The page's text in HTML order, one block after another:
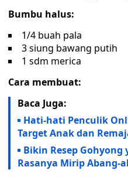
Bumbu halus:
1/4 buah pala
3 siung bawang putih
1 sdm merica
Cara membuat:
Baca Juga:
Hati-hati Penculik
Target Anak dan
Bikin Resep
Rasanya Mirip Abang-